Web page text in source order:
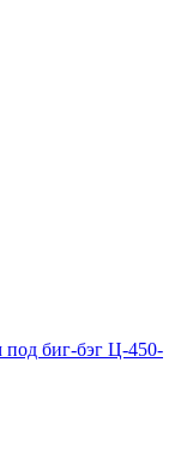
биг-бэг Ц-450-